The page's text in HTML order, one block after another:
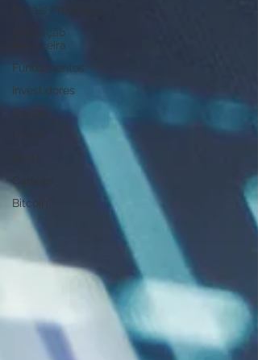
Metais Preciosos
Educação
Financeira
Fundamentos
Investidores
Cursos
Carteira
Bitcoin